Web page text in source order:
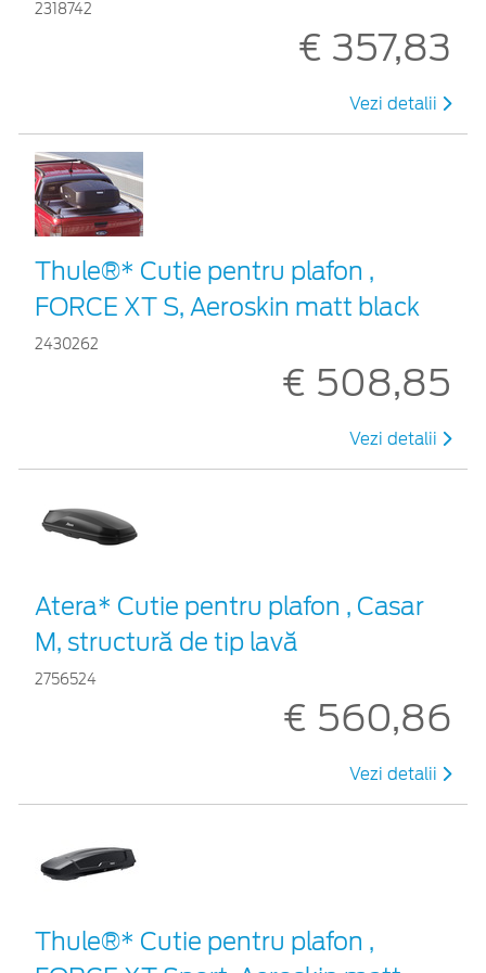
2318742
€ 357,83
Vezi detalii
Thule®* Cutie pentru plafon ,
FORCE XT S, Aeroskin matt black
2430262
€ 508,85
Vezi detalii
Atera* Cutie pentru plafon , Casar
M, structură de tip lavă
2756524
€ 560,86
Vezi detalii
Thule®* Cutie pentru plafon ,